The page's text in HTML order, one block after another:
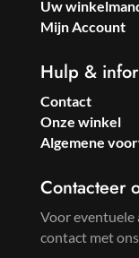
Uw
Mijn Account
Hulp &
Contact
Onze winkel
Algemene
Contacteer
Voor eventuele
contact met